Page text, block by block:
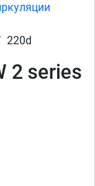
220d
2 series